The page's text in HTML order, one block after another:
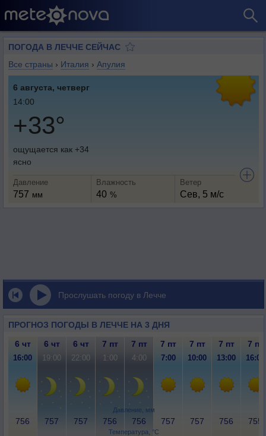
ПОГОДА В ЛЕЧЧE СЕЙЧАС
Все страны › Италия › Апулия
6 августа, четверг
14:00
+33°
ощущается как +34
ясно
Давление
757 мм
Влажность
40 %
Ветер
Сев, 5 м/с
Прослушать погоду в Леччe
ПРОГНОЗ ПОГОДЫ В ЛЕЧЧE НА 3 ДНЯ
Давление, мм
Температура, °C
6 чт 6 чт 6 чт 7 пт 7 пт 7 пт 7 пт 7 пт 7 пт
16:00 19:00 22:00 1:00 4:00 7:00 10:00 13:00 16:00
756 757 757 756 756 757 757 756 755